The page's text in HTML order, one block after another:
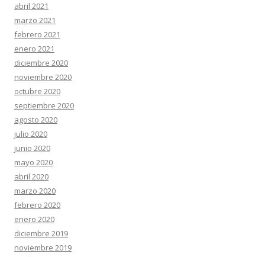
abril 2021
marzo 2021
febrero 2021
enero 2021
diciembre 2020
noviembre 2020
octubre 2020
septiembre 2020
agosto 2020
julio 2020
junio 2020
mayo 2020
abril 2020
marzo 2020
febrero 2020
enero 2020
diciembre 2019
noviembre 2019